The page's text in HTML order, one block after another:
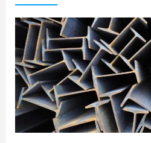
КАК МЫ РАБОТАЕМ
ДОСТАВКА И ОПЛАТА
НАШИ ОБЪЕКТЫ
ОТЗЫВЫ
О НАС